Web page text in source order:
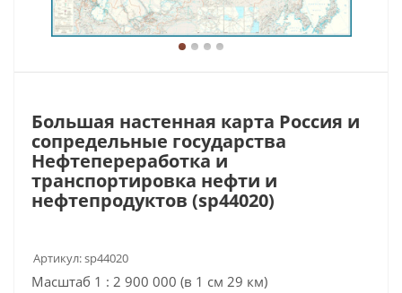
Большая настенная карта Россия и
сопредельные государства
Нефтепереработка и
транспортировка нефти и
нефтепродуктов (sp44020)
Артикул:sp44020
Масштаб 1 : 2 900 000 (в 1 см 29 км)